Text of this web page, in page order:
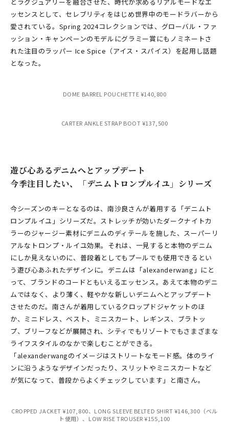
ッセンスとして、セレブリティをはじめ世界中のモードラバーから
愛されている。Spring 2024コレクションでは、グローバル・ファ
ッション・キャンペーンのモデルにグラミー賞にもノミネートさ
れた注目のラッパー Ice Spice（アイス・スパイス）を起用し話題
となった。
DOME BARREL POUCHETTE ¥140,800
CARTER ANKLE STRAP BOOT ¥137,500
遊び心あるデニムへとアップデート
今季注目したい、「デニムトロンプルイユ」シリーズ
今シーズンのキーとなるのは、南沙良さんが着用する「デニムト
ロンプルイユ」シリーズだ。ストレッチが効いたダークナイトカ
ラーのジャージー素材にデニムのディテールを施した、スーパーリ
アルなトロンプ・ルイユ効果。それは、一見すると本物のデニム
にしか見えないのに、普段着としてもプールでも使用できるとい
う遊び心あふれたデザインに。デニムは「alexanderwang」にと
って、ブランドのコードともいえるエッセンス。あえて本物のデニ
ムではなく、より薄く、軽やかな新しいデニムへとアップデート
させたのだ。南さんが着用しているクロップドジャケットのほ
か、ミニドレス、ベスト、ミニスカート、レギンス、ブラトッ
プ、ブリーフなどが展開され、シティでもリゾートでもさまざまな
ライフスタイルのなかで楽しむことができる。
「alexanderwangのイメージはストリートなモード感。体のライ
ンに沿うようなデザインだったり、スリットやミニスカートなど
が気になって、普段からよくチェックしています」と南さん。
CROPPED JACKET ¥107,800、LONG SLEEVE BELTED SHIRT ¥146,300（ベル
ト使用）、LOW RISE TROUSER ¥155,100